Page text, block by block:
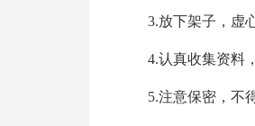
3.放下架子，虚
4.认真收集资料
5.注意保密，不